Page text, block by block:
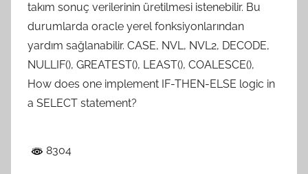
takım sonuç verilerinin üretilmesi istenebilir. Bu
durumlarda oracle yerel fonksiyonlarından
yardım sağlanabilir. CASE, NVL, NVL2, DECODE,
NULLIF(), GREATEST(), LEAST(), COALESCE(),
How does one implement IF-THEN-ELSE logic in
a SELECT statement?
8304